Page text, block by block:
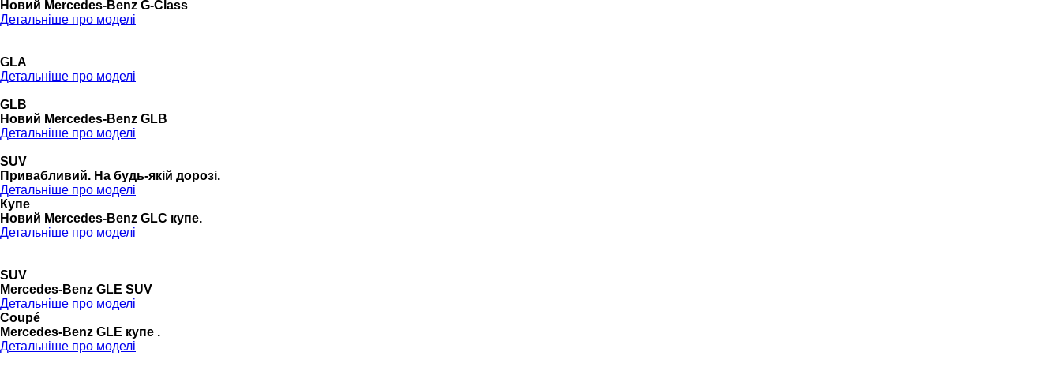
Новий Mercedes-Benz G-Class
Детальніше про моделі
GLA
Детальніше про моделі
GLB
Новий Mercedes-Benz GLB
Детальніше про моделі
SUV
Привабливий. На будь-якій дорозі.
Детальніше про моделі
Купе
Новий Mercedes-Benz GLС купе.
Детальніше про моделі
SUV
Mercedes-Benz GLE SUV
Детальніше про моделі
Coupé
Mercedes-Benz GLE купе .
Детальніше про моделі